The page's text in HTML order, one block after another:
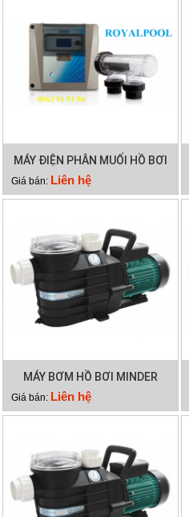
MÁY ĐIỆN PHÂN MUỐI HỒ BƠI
WATERCO HYDROCHLOR
MINERAL 5000
Giá bán: Liên hệ
MÁY BƠM HỒ BƠI MINDER
MXB300
Giá bán: Liên hệ